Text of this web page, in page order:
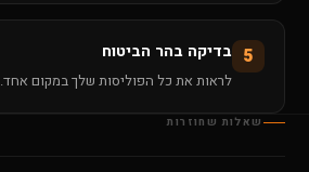
5 בדיקה בהר הביטוח
לראות את כל הפוליסות שלך במקום אחד.
שאלות שחוזרות